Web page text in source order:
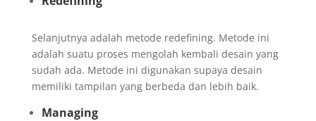
Selanjutnya adalah metode redefining. Metode ini
adalah suatu proses mengolah kembali desain yang
sudah ada. Metode ini digunakan supaya desain
memiliki tampilan yang berbeda dan lebih baik.
Managing